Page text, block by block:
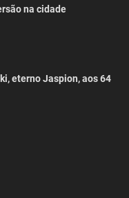
na cidade
eterno Jaspion, aos 64